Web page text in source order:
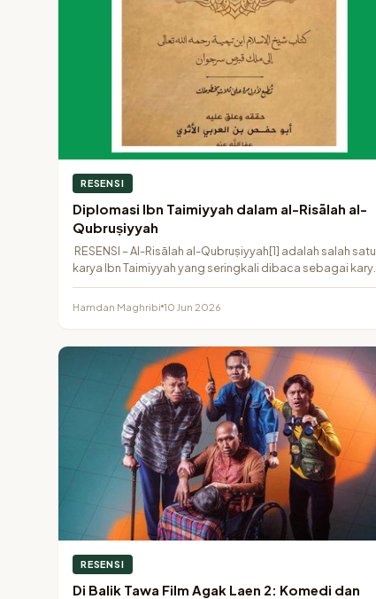
RESENSI
Diplomasi Ibn Taimiyyah dalam al-Risālah al-
Qubruṣiyyah
RESENSI – Al-Risālah al-Qubruṣiyyah[1] adalah salah satu
karya Ibn Taimiyyah yang seringkali dibaca sebagai karya
apologetika…
Hamdan Maghribi 10 Jun 2026
RESENSI
Di Balik Tawa Film Agak Laen 2: Komedi dan